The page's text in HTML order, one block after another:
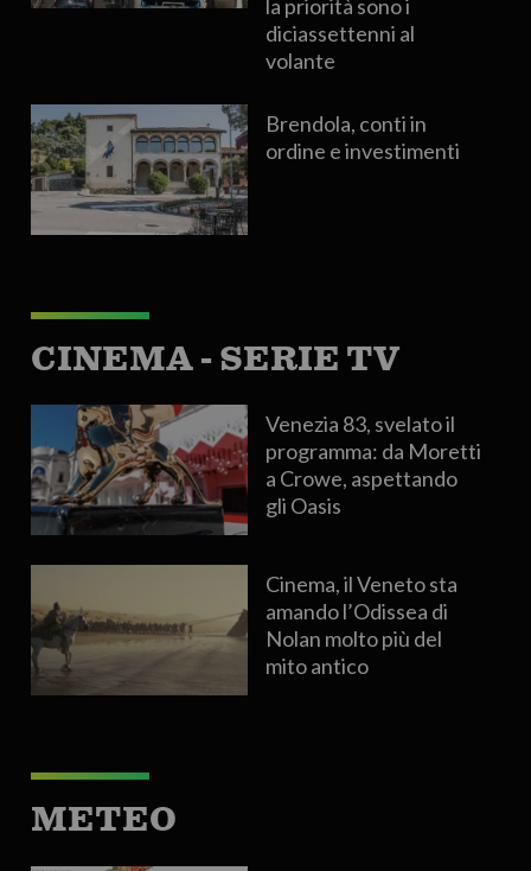
la priorità sono i
diciassettenni al
volante
Brendola, conti in
ordine e investimenti
CINEMA - SERIE TV
Venezia 83, svelato il
programma: da Moretti
a Crowe, aspettando
gli Oasis
Cinema, il Veneto sta
amando l’Odissea di
Nolan molto più del
mito antico
METEO